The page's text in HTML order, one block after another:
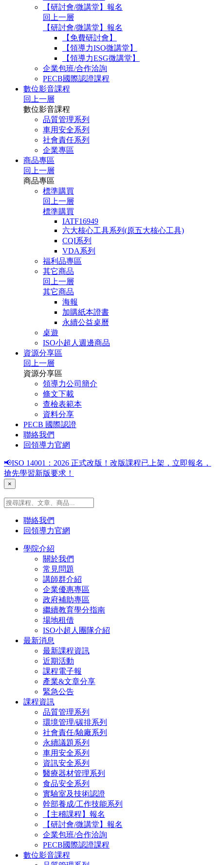
【研討會/微講堂】報名
回上一層
【研討會/微講堂】報名
【免費研討會】
【領導力ISO微講堂】
【領導力ESG微講堂】
企業包班/合作洽詢
PECB國際認證課程
數位影音課程
回上一層
數位影音課程
品質管理系列
車用安全系列
社會責任系列
企業專區
商品專區
回上一層
商品專區
標準購買
回上一層
標準購買
IATF16949
六大核心工具系列(原五大核心工具)
CQI系列
VDA系列
福利品專區
其它商品
回上一層
其它商品
海報
加購紙本證書
永續公益桌曆
桌遊
ISO小超人週邊商品
資源分享區
回上一層
資源分享區
領導力公司簡介
條文下載
查檢表範本
資料分享
PECB 國際認證
聯絡我們
回領導力官網
📢ISO 14001：2026 正式改版！改版課程已上架，立即報名，
搶先學習新版要求！
×
聯絡我們
回領導力官網
學院介紹
關於我們
常見問題
講師群介紹
企業優惠專區
政府補助專區
繼續教育學分指南
場地租借
ISO小超人團隊介紹
最新消息
最新課程資訊
近期活動
課程電子報
產業&文章分享
緊急公告
課程資訊
品質管理系列
環境管理/碳排系列
社會責任/驗廠系列
永續議題系列
車用安全系列
資訊安全系列
醫療器材管理系列
食品安全系列
實驗室及技術認證
幹部養成/工作技能系列
【主稽課程】報名
【研討會/微講堂】報名
企業包班/合作洽詢
PECB國際認證課程
數位影音課程